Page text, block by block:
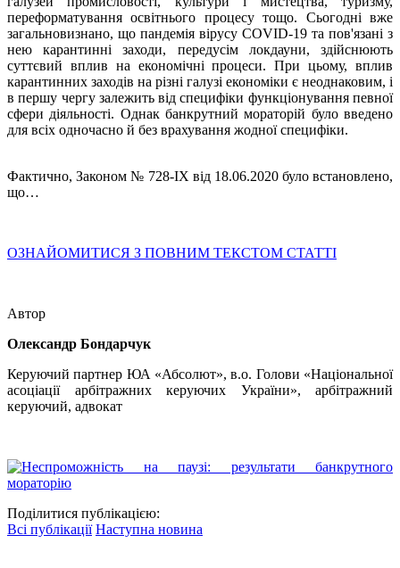
переформатування освітнього процесу тощо. Сьогодні вже
загальновизнано, що пандемія вірусу COVID-19 та пов'язані з
нею карантинні заходи, передусім локдауни, здійснюють
суттєвий вплив на економічні процеси. При цьому, вплив
карантинних заходів на різні галузі економіки є неоднаковим, і
в першу чергу залежить від специфіки функціонування певної
сфери діяльності. Однак банкрутний мораторій було введено
для всіх одночасно й без врахування жодної специфіки.
Фактично, Законом № 728-IX від 18.06.2020 було встановлено,
що…
ОЗНАЙОМИТИСЯ З ПОВНИМ ТЕКСТОМ СТАТТІ
Автор
Олександр Бондарчук
Керуючий партнер ЮА «Абсолют», в.о. Голови «Національної
асоціації арбітражних керуючих України», арбітражний
керуючий, адвокат
Поділитися публікацією:
Всі публікації Наступна новина